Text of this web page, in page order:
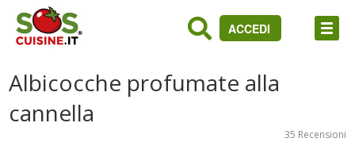
ACCEDI
Albicocche profumate alla
cannella
35 Recensioni